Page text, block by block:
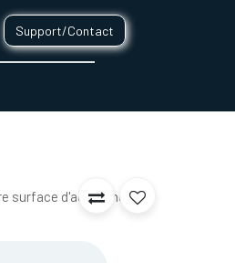
Support/Contact
surface d'accroche